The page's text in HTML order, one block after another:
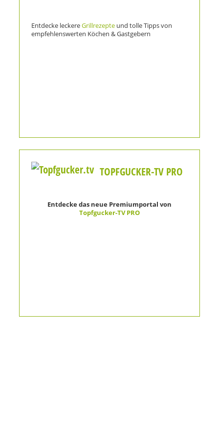
Entdecke leckereGrillrezepte und tolle Tipps von
empfehlenswerten Köchen & Gastgebern
TOPFGUCKER-TV PRO
Entdecke das neue Premiumportal von
Topfgucker-TV PRO